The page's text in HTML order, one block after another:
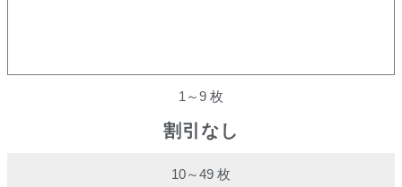
1～9 枚
割引なし
10～49 枚